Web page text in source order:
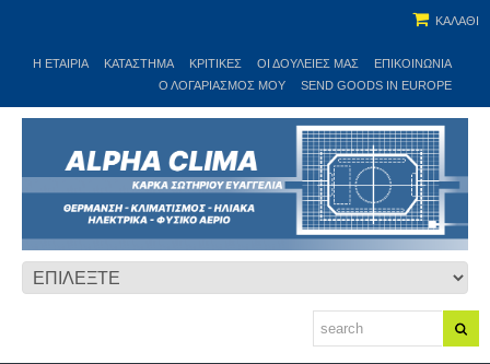
ΚΑΛΑΘΙ
Η ΕΤΑΙΡΊΑ ΚΑΤΆΣΤΗΜΑ ΚΡΙΤΙΚΕΣ ΟΙ ΔΟΥΛΕΙΈΣ ΜΑΣ
ΕΠΙΚΟΙΝΩΝΊΑ
Ο ΛΟΓΑΡΙΑΣΜΌΣ ΜΟΥ
SEND GOODS IN EUROPE